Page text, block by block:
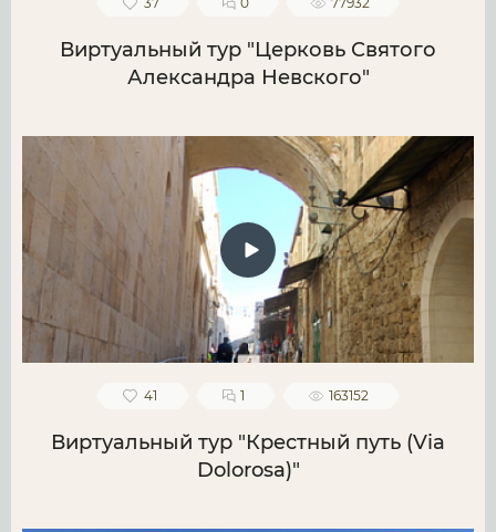
Виртуальный тур "Церковь Святого
Александра Невского"
41 1 163152
Виртуальный тур "Крестный путь (Via
Dolorosa)"